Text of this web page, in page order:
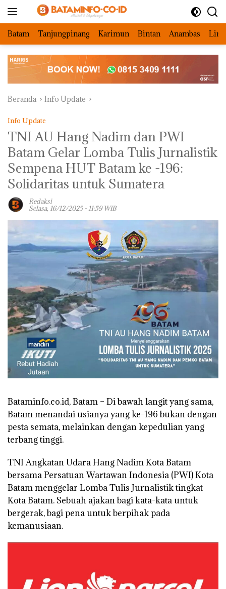
Batam Tanjungpinang Karimun Bintan Anambas
Beranda Info Update
Info Update
TNI AU Hang Nadim dan PWI
Batam Gelar Lomba Tulis Jurnalistik
Sempena HUT Batam ke -196:
Solidaritas untuk Sumatera
Redaksi
Selasa, 16/12/2025 - 11:59 WIB
Bataminfo.co.id, Batam – Di bawah langit yang sama,
Batam menandai usianya yang ke-196 bukan dengan
pesta semata, melainkan dengan kepedulian yang
terbang tinggi.
TNI Angkatan Udara Hang Nadim Kota Batam
bersama Persatuan Wartawan Indonesia (PWI) Kota
Batam menggelar Lomba Tulis Jurnalistik tingkat
Kota Batam. Sebuah ajakan bagi kata-kata untuk
bergerak, bagi pena untuk berpihak pada
kemanusiaan.